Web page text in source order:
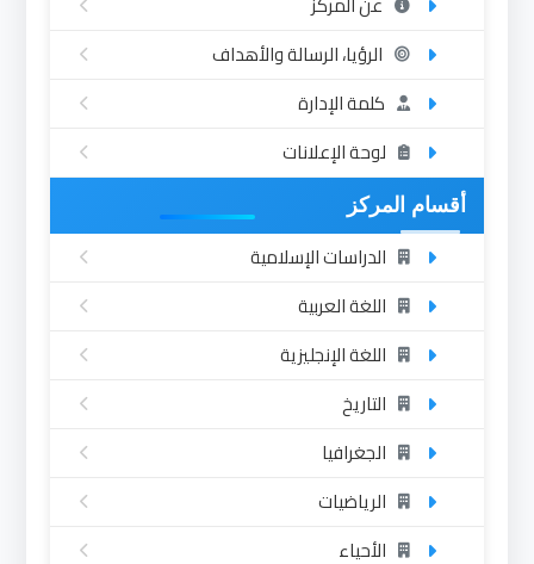
الرؤيا، الرسالة والأهداف
كلمة الإدارة
لوحة الإعلانات
أقسام المركز
الدراسات الإسلامية
اللغة العربية
اللغة الإنجليزية
التاريخ
الجغرافيا
الرياضيات
الأحياء